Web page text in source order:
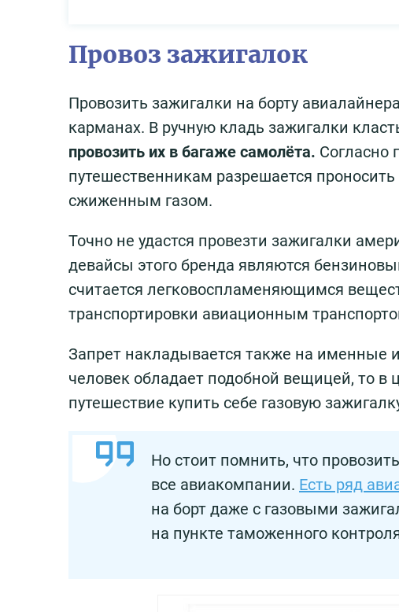
Провоз зажигалок
Провозить зажигалки на борту
карманах. В ручную кладь зажигалки
провозить их в багаже самолёта. Согласно
путешественникам разрешается
сжиженным газом.
Точно не удастся провезти зажигалки
девайсы этого бренда являются
считается легковоспламеняющимся
транспортировки авиационным
Запрет накладывается также на именные
человек обладает подобной вещицей, то в
путешествие купить себе газовую
Но стоит помнить, что
все авиакомпании. Есть ряд
на борт даже с газовыми
на пункте таможенного